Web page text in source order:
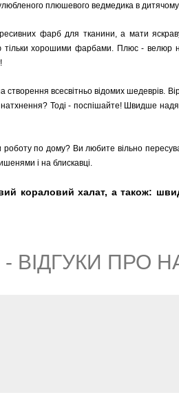
плюшевого ведмедика в дитячому
фарб для тканини, а мати
тільки хорошими фарбами. Плюс - велюр
всесвітньо відомих шедеврів.
Тоді - поспішайте! Швидше
роботу по дому? Ви любите вільно
і на блискавці.
кораловий халат, а також:
- ВIДГУКИ ПРО